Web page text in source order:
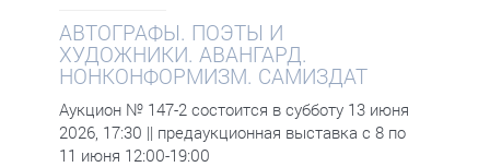
АВТОГРАФЫ. ПОЭТЫ И
ХУДОЖНИКИ. АВАНГАРД.
НОНКОНФОРМИЗМ. САМИЗДАТ
Аукцион № 147-2 состоится в субботу 13 июня
2026, 17:30 || предаукционная выставка с 8 по
11 июня 12:00-19:00